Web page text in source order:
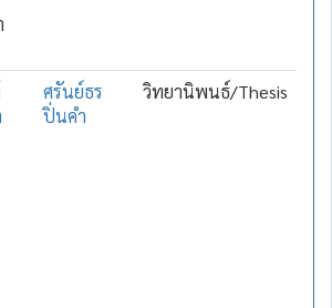
ศรันย์ธร
ปิ่นคำ
วิทยานิพนธ์/Thesis